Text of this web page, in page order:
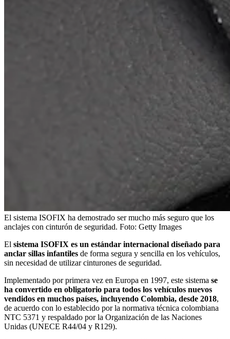
El sistema ISOFIX ha demostrado ser mucho más seguro que los
anclajes con cinturón de seguridad. Foto: Getty Images
El sistema ISOFIX es un estándar internacional diseñado para
anclar sillas infantiles de forma segura y sencilla en los vehículos,
sin necesidad de utilizar cinturones de seguridad.
Implementado por primera vez en Europa en 1997, este sistema se
ha convertido en obligatorio para todos los vehículos nuevos
vendidos en muchos países, incluyendo Colombia, desde 2018,
de acuerdo con lo establecido por la normativa técnica colombiana
NTC 5371 y respaldado por la Organización de las Naciones
Unidas (UNECE R44/04 y R129).